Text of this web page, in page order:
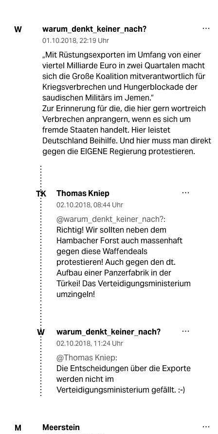
W warum_denkt_keiner_nach?
01.10.2018, 22:19 Uhr
„Mit Rüstungsexporten im Umfang von einer
viertel Milliarde Euro in zwei Quartalen macht
sich die Große Koalition mitverantwortlich für
Kriegsverbrechen und Hungerblockade der
saudischen Militärs im Jemen.“
Zur Erinnerung für die, die hier gern wortreich
Verbrechen anprangern, wenn es sich um
fremde Staaten handelt. Hier leistet
Deutschland Beihilfe. Und hier muss man direkt
gegen die EIGENE Regierung protestieren.
TK Thomas Kniep
02.10.2018, 08:44 Uhr
@warum_denkt_keiner_nach?:
Richtig! Wir sollten neben dem
Hambacher Forst auch massenhaft
gegen diese Waffendeals
protestieren! Auch gegen den dt.
Aufbau einer Panzerfabrik in der
Türkei! Das Verteidigungsministerium
umzingeln!
W warum_denkt_keiner_nach?
02.10.2018, 11:24 Uhr
@Thomas Kniep:
Die Entscheidungen über die Exporte
werden nicht im
Verteidigungsministerium gefällt. :-)
M Meerstein